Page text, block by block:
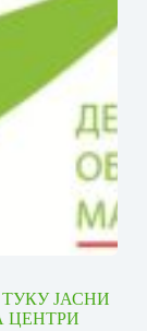
ЈАСНИ
ЦЕНТРИ